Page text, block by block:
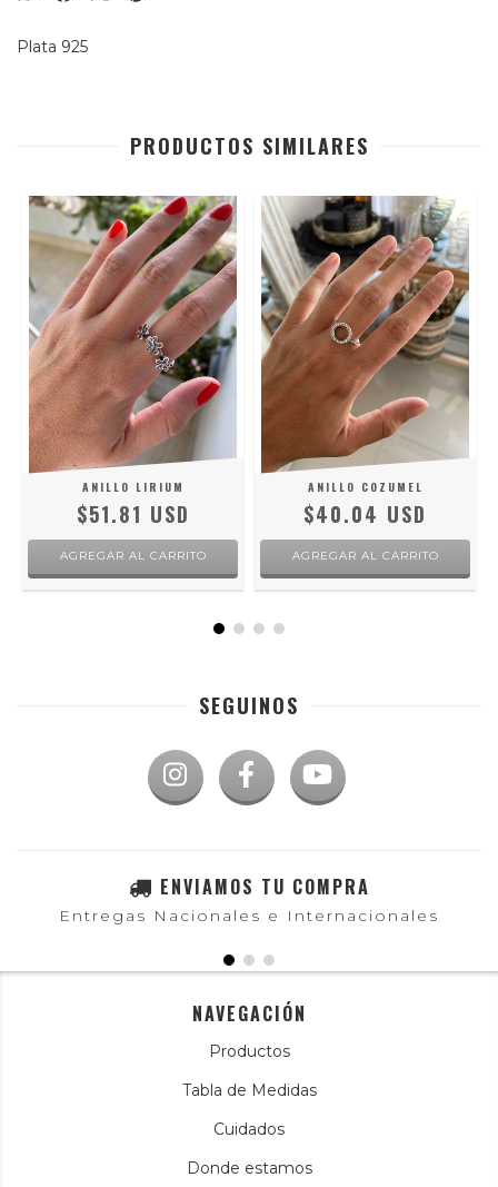
Plata 925
PRODUCTOS SIMILARES
ANILLO LIRIUM
$51.81 USD
AGREGAR AL CARRITO
ANILLO COZUMEL
$40.04 USD
AGREGAR AL CARRITO
SEGUINOS
ENVIAMOS TU COMPRA
Entregas Nacionales e Internacionales
NAVEGACIÓN
Productos
Tabla de Medidas
Cuidados
Donde estamos